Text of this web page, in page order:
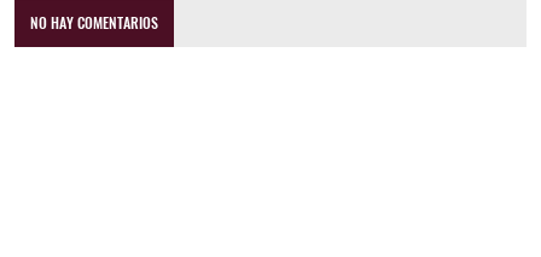
NO HAY COMENTARIOS